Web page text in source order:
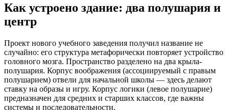
Как устроено здание: два полушария и
центр
Проект нового учебного заведения получил название не
случайно: его структура метафорически повторяет устройство
головного мозга. Пространство разделено на два крыла-
полушария. Корпус воображения (ассоциируемый с правым
полушарием) отвели для начальной школы — здесь делают
ставку на образы и игру. Корпус логики (левое полушарие)
предназначен для средних и старших классов, где важны
системы и последовательности.